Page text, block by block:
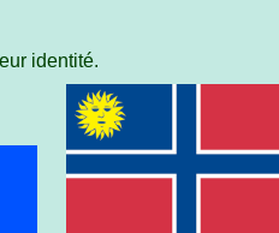
identité.